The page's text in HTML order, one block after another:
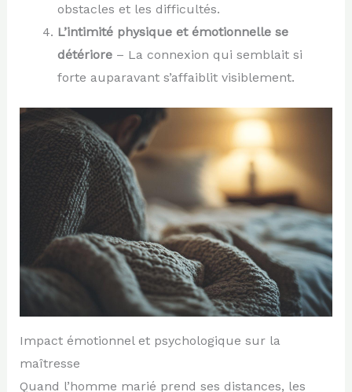
obstacles et les difficultés.
L’intimité physique et émotionnelle se
détériore– La connexion qui semblait si
forte auparavant s’affaiblit visiblement.
Impact émotionnel et psychologique sur la
maîtresse
Quand l’homme marié prend ses distances, les